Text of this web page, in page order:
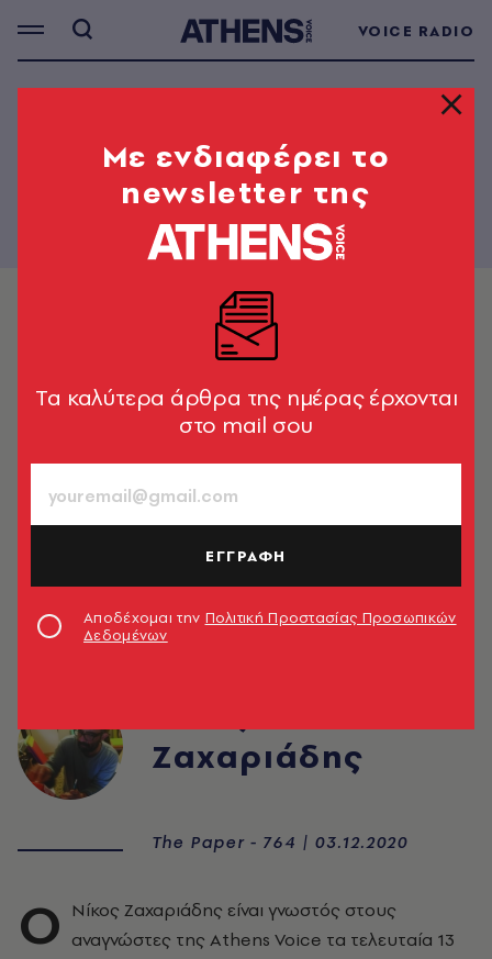
VOICE RADIO
Ζαχαριάδης
The Paper - 764 | 03.12.2020
Ο Νίκος Ζαχαριάδης είναι γνωστός στους
αναγνώστες της Athens Voice τα τελευταία 13
Mε ενδιαφέρει το
newsletter της
Tα καλύτερα άρθρα της ημέρας έρχονται
στο mail σου
ΕΓΓΡΑΦΗ
Αποδέχομαι την Πολιτική Προστασίας Προσωπικών
Δεδομένων